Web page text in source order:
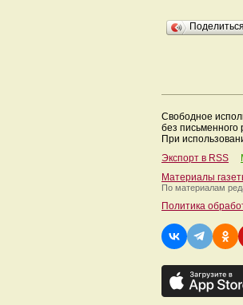
Свободное
без
При
Экспорт в RSS
Материалы
По материалам
Политика